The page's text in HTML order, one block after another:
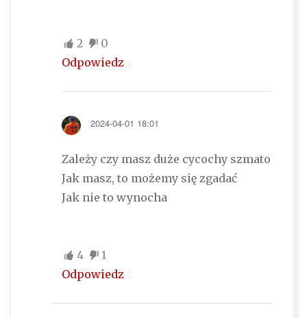
2
0
Odpowiedz
2024-04-01 18:01
Zależy czy masz duże cycochy szmato
Jak masz, to możemy się zgadać
Jak nie to wynocha
4
1
Odpowiedz